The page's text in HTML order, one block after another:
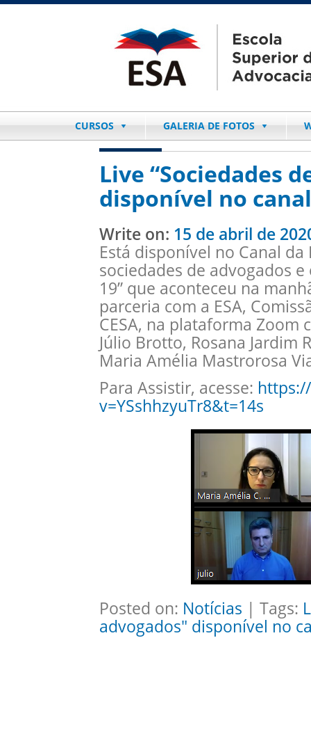
CURSOS GALERIA DE FOTOS
Live “Sociedades
disponível no canal
Write on: 15 de abril de
Está disponível no Canal da
sociedades de advogados
19” que aconteceu na
parceria com a ESA,
CESA, na plataforma Zoom
Júlio Brotto, Rosana Jardim
Maria Amélia Mastrorosa
Para Assistir, acesse:
v=YSshhzyuTr8&t=14s
Posted on: Notícias | Tags:
advogados" disponível no